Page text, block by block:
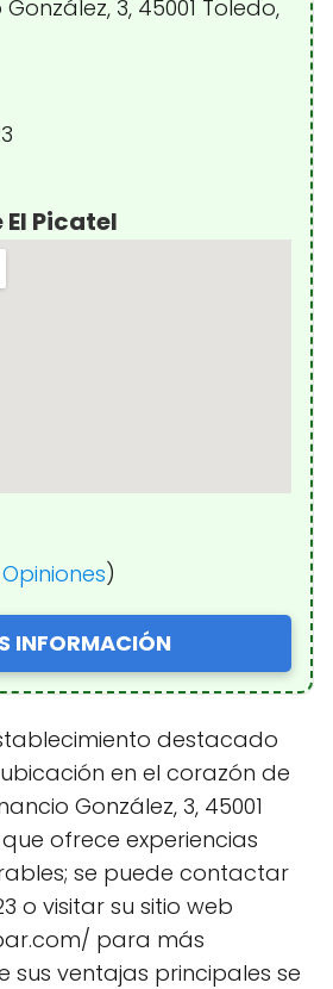
3, 45001 Toledo,
Picatel
)
INFORMACIÓN
destacado
en el corazón de
González, 3, 45001
ofrece experiencias
se puede contactar
o visitar su sitio web
para más
sus ventajas principales se